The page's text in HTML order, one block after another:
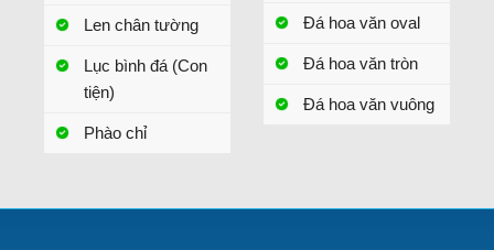
Len chân tường
Lục bình đá (Con
tiện)
Phào chỉ
Đá hoa văn oval
Đá hoa văn tròn
Đá hoa văn vuông